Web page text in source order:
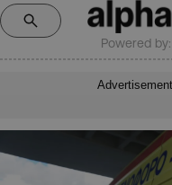
Powered by:
Advertisement